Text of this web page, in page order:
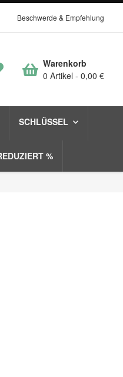
Beschwerde & Empfehlung
SCHLÜSSEL
%
Warenkorb
0 Artikel
0,00 €